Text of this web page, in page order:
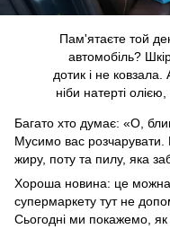
Пам'ятаєте той
автомобіль?
дотик і не
ніби натерті
Багато хто думає: «О,
Мусимо вас
жиру, поту та пилу, яка
Хороша новина: це можна
супермаркету тут не
Сьогодні ми покажемо,